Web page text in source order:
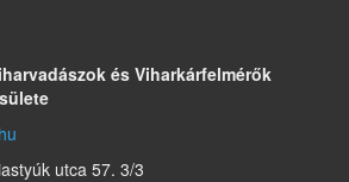
és Viharkárfelmérők
utca 57. 3/3